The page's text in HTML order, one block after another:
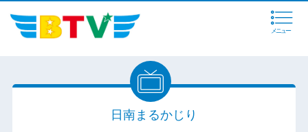
メニュー
日南まるかじり